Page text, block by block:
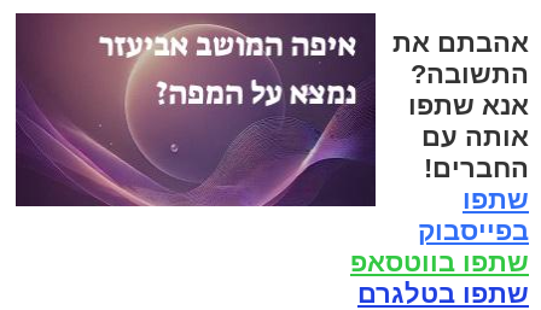
אהבתם את
התשובה?
אנא שתפו
אותה עם
החברים!
שתפו
בפייסבוק
שתפו בווטסאפ
שתפו בטלגרם